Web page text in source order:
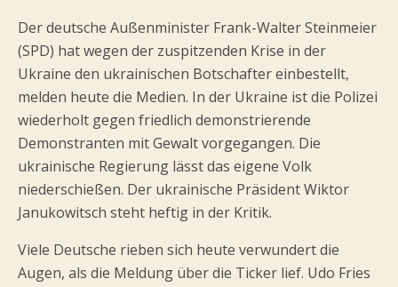
Der deutsche Außenminister Frank-Walter Steinmeier
(SPD) hat wegen der zuspitzenden Krise in der
Ukraine den ukrainischen Botschafter einbestellt,
melden heute die Medien. In der Ukraine ist die Polizei
wiederholt gegen friedlich demonstrierende
Demonstranten mit Gewalt vorgegangen. Die
ukrainische Regierung lässt das eigene Volk
niederschießen. Der ukrainische Präsident Wiktor
Janukowitsch steht heftig in der Kritik.
Viele Deutsche rieben sich heute verwundert die
Augen, als die Meldung über die Ticker lief. Udo Fries